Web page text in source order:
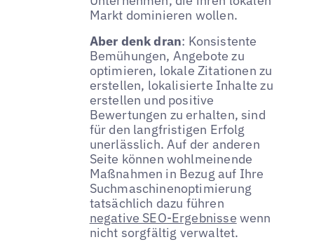
Markt dominieren wollen.
Aber denk dran: Konsistente
Bemühungen, Angebote zu
optimieren, lokale Zitationen zu
erstellen, lokalisierte Inhalte zu
erstellen und positive
Bewertungen zu erhalten, sind
für den langfristigen Erfolg
unerlässlich. Auf der anderen
Seite können wohlmeinende
Maßnahmen in Bezug auf Ihre
Suchmaschinenoptimierung
tatsächlich dazu führen
negative SEO-Ergebnisse wenn
nicht sorgfältig verwaltet.